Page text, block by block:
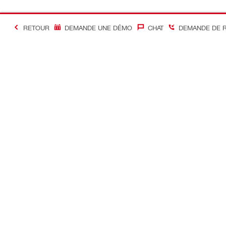
RETOUR DEMANDE UNE DÉMO CHAT DEMANDE DE